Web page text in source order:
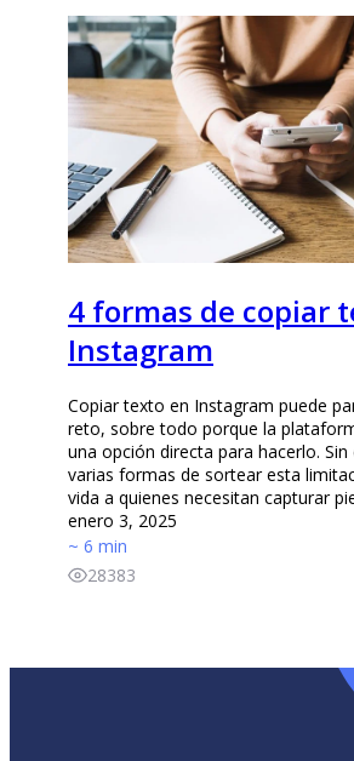
4 formas de copiar
Instagram
Copiar texto en Instagram puede
reto, sobre todo porque la
una opción directa para hacerlo.
varias formas de sortear esta
vida a quienes necesitan capturar
enero 3, 2025
~ 6 min
28383